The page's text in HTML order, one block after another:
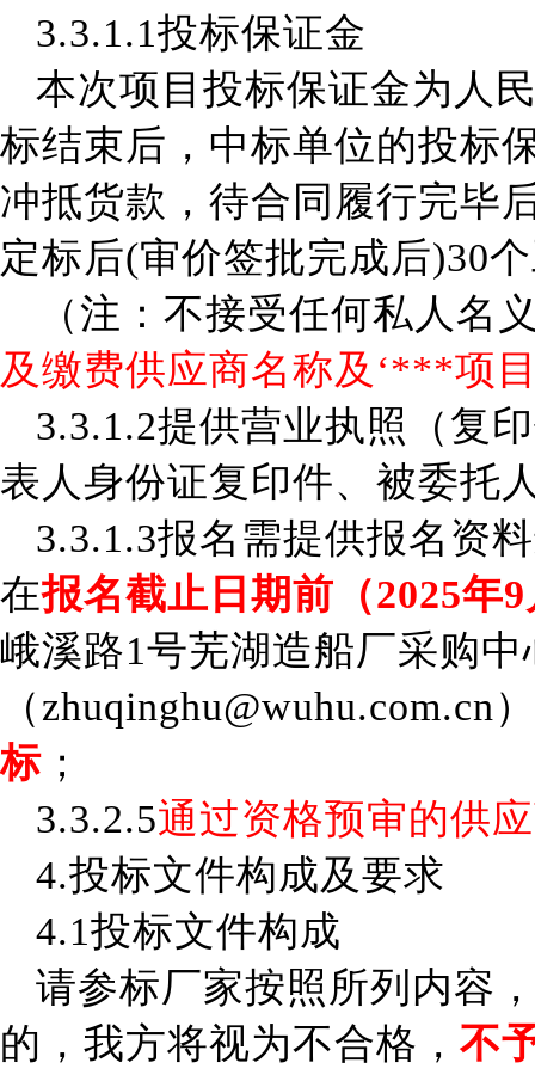
3.3.1.1投标保证金
本次项目投标保证金为人
标结束后，中标单位的投标
冲抵货款 ， 待合同履行完毕
定标后(审价签批完成后)30
（注：不接受任何私人名
及缴费供应商名称及 ‘***项
3.3.1.2提供营业执照（复
表人身份证复印件、被委托
3.3.1.3报名需提供报名资
在报名截止日期前 （2025年
峨溪路1号芜湖造船厂采购中
（zhuqinghu@wuhu.com.cn）
标 ；
3.3.2.5通过资格预审的供
4.投标文件构成及要求
4.1投标文件构成
请参标厂家按照所列内容
的，我方将视为不合格 ， 不